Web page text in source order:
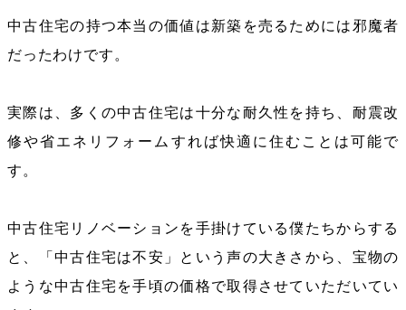
中古住宅の持つ本当の価値は新築を売るためには邪魔者
だったわけです。
実際は、多くの中古住宅は十分な耐久性を持ち、耐震改
修や省エネリフォームすれば快適に住むことは可能で
す。
中古住宅リノベーションを手掛けている僕たちからする
と、「中古住宅は不安」という声の大きさから、宝物の
ような中古住宅を手頃の価格で取得させていただいてい